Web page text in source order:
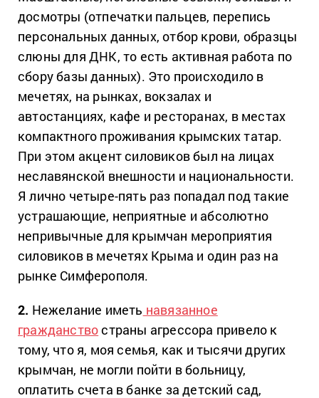
досмотры (отпечатки пальцев, перепись
персональных данных, отбор крови, образцы
слюны для ДНК, то есть активная работа по
сбору базы данных). Это происходило в
мечетях, на рынках, вокзалах и
автостанциях, кафе и ресторанах, в местах
компактного проживания крымских татар.
При этом акцент силовиков был на лицах
неславянской внешности и национальности.
Я лично четыре-пять раз попадал под такие
устрашающие, неприятные и абсолютно
непривычные для крымчан мероприятия
силовиков в мечетях Крыма и один раз на
рынке Симферополя.
2. Нежелание иметь навязанное
гражданствостраны агрессора привело к
тому, что я, моя семья, как и тысячи других
крымчан, не могли пойти в больницу,
оплатить счета в банке за детский сад,